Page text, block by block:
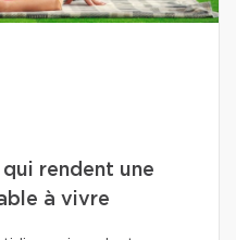
rendent une
à vivre